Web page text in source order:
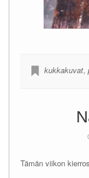
kukkakuvat,
Tämän viikon